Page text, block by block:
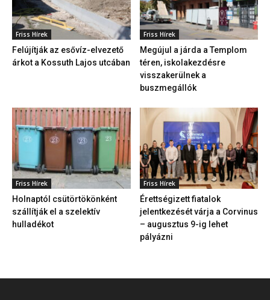
Friss Hírek
Felújítják az esővíz-elvezető
árkot a Kossuth Lajos utcában
Friss Hírek
Megújul a járda a Templom
téren, iskolakezdésre
visszakerülnek a
buszmegállók
Friss Hírek
Holnaptól csütörtökönként
szállítják el a szelektív
hulladékot
Friss Hírek
Érettségizett fiatalok
jelentkezését várja a Corvinus
– augusztus 9-ig lehet
pályázni